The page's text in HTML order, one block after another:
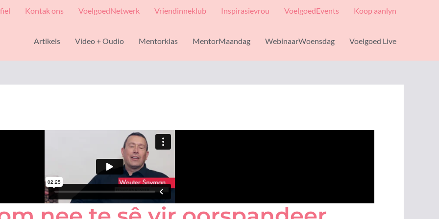
Kontak ons VoelgoedNetwerk Vriendinneklub Inspirasievrou VoelgoedEvents Koop aanlyn
Artikels Video + Oudio Mentorklas MentorMaandag WebinaarWoensdag Voelgoed Live